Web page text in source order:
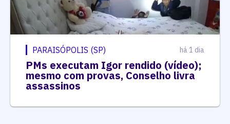
PARAISÓPOLIS (SP) há 1 dia
PMs executam Igor rendido (vídeo);
mesmo com provas, Conselho livra
assassinos